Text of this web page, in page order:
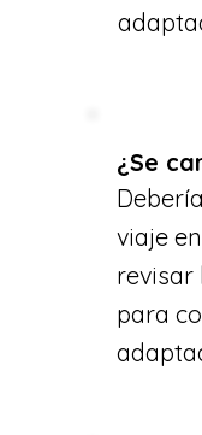
¿Se
viaje
revisar
para